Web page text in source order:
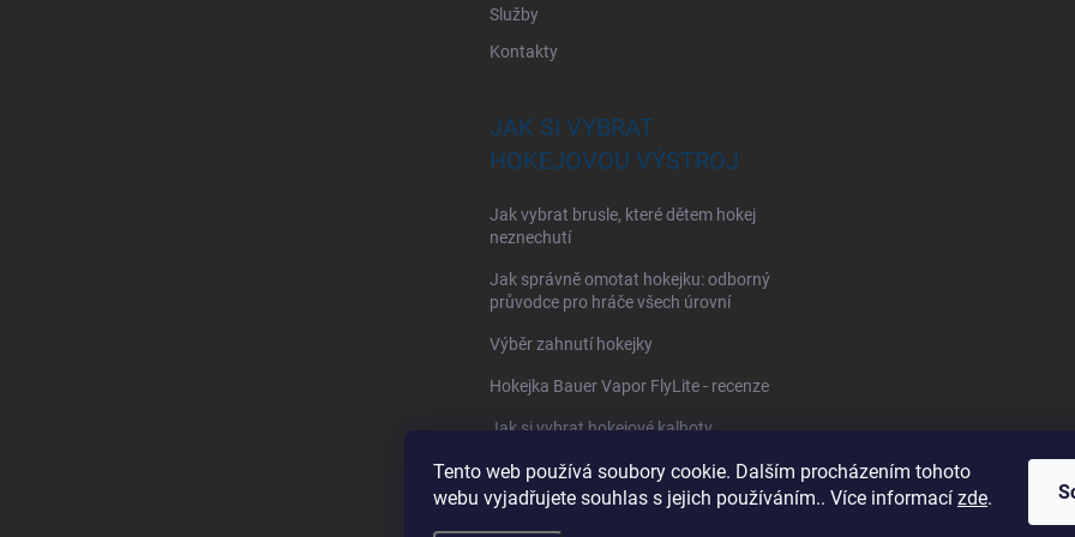
Tento web používá soubory cookie. Dalším procházením tohoto
webu vyjadřujete souhlas s jejich používáním.. Více informací zde.
Služby
Kontakty
JAK SI VYBRAT
HOKEJOVOU VÝSTROJ
Jak vybrat brusle, které dětem hokej
neznechutí
Jak správně omotat hokejku: odborný
průvodce pro hráče všech úrovní
Výběr zahnutí hokejky
Hokejka Bauer Vapor FlyLite - recenze
Jak si vybrat hokejové kalhoty
Jak si vybrat hokejové chrániče ramen?